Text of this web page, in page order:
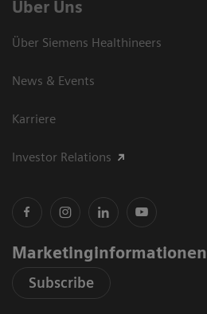
Über Uns
Über Siemens Healthineers
News & Events
Karriere
Investor Relations
Marketinginformationen
Subscribe